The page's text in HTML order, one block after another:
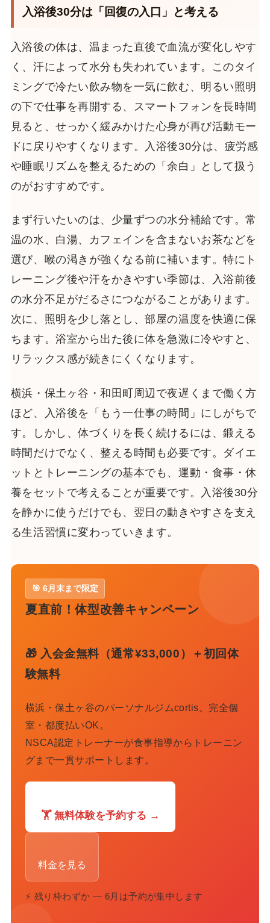
入浴後30分は「回復の入口」と考える
入浴後の体は、温まった直後で血流が変化しやす
く、汗によって水分も失われています。このタイ
ミングで冷たい飲み物を一気に飲む、明るい照明
の下で仕事を再開する、スマートフォンを長時間
見ると、せっかく緩みかけた心身が再び活動モー
ドに戻りやすくなります。入浴後30分は、疲労感
や睡眠リズムを整えるための「余白」として扱う
のがおすすめです。
まず行いたいのは、少量ずつの水分補給です。常
温の水、白湯、カフェインを含まないお茶などを
選び、喉の渇きが強くなる前に補います。特にト
レーニング後や汗をかきやすい季節は、入浴前後
の水分不足がだるさにつながることがあります。
次に、照明を少し落とし、部屋の温度を快適に保
ちます。浴室から出た後に体を急激に冷やすと、
リラックス感が続きにくくなります。
横浜・保土ヶ谷・和田町周辺で夜遅くまで働く方
ほど、入浴後を「もう一仕事の時間」にしがちで
す。しかし、体づくりを長く続けるには、鍛える
時間だけでなく、整える時間も必要です。ダイエ
ットとトレーニングの基本でも、運動・食事・休
養をセットで考えることが重要です。入浴後30分
を静かに使うだけでも、翌日の動きやすさを支え
る生活習慣に変わっていきます。
🎯 6月末まで限定
夏直前！体型改善キャンペーン
🎁 入会金無料（通常¥33,000）＋初回体
験無料
横浜・保土ヶ谷のパーソナルジムcortis。完全個
室・都度払いOK。
NSCA認定トレーナーが食事指導からトレーニン
グまで一貫サポートします。
🏋️ 無料体験を予約する →
料金を見る
⚡ 残り枠わずか — 6月は予約が集中します